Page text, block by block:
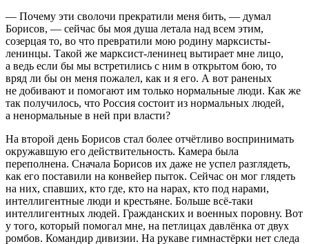
— Почему эти сволочи прекратили меня бить, — думал
Борисов, — сейчас бы моя душа летала над всем этим,
созерцая то, во что превратили мою родину марксисты-
ленинцы. Такой же марксист-ленинец вытирает мне лицо,
а ведь если бы мы встретились с ним в открытом бою, то
вряд ли бы он меня пожалел, как и я его. А вот раненых
не добивают и помогают им только нормальные люди. Как же
так получилось, что Россия состоит из нормальных людей,
а ненормальные в ней при власти?
На второй день Борисов стал более отчётливо воспринимать
окружавшую его действительность. Камера была
переполнена. Сначала Борисов их даже не успел разглядеть,
как его поставили на конвейер пыток. Сейчас он мог глядеть
на них, спавших, кто где, кто на нарах, кто под нарами,
интеллигентные люди и крестьяне. Больше всё-таки
интеллигентных людей. Гражданских и военных поровну. Вот
у того, который помогал мне, на петлицах давлёнка от двух
ромбов. Командир дивизии. На рукаве гимнастёрки нет следа